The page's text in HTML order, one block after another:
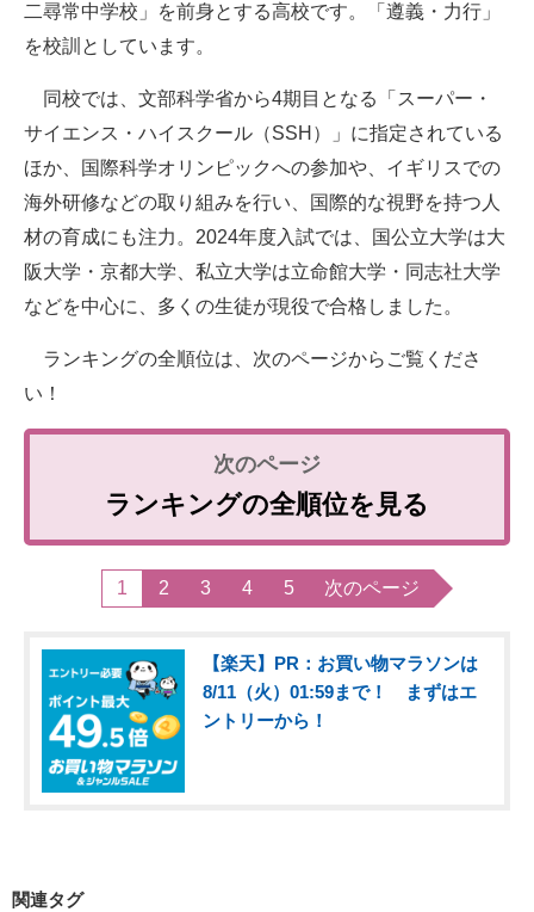
二尋常中学校」を前身とする高校です。「遵義・力行」
を校訓としています。
同校では、文部科学省から4期目となる「スーパー・
サイエンス・ハイスクール（SSH）」に指定されている
ほか、国際科学オリンピックへの参加や、イギリスでの
海外研修などの取り組みを行い、国際的な視野を持つ人
材の育成にも注力。2024年度入試では、国公立大学は大
阪大学・京都大学、私立大学は立命館大学・同志社大学
などを中心に、多くの生徒が現役で合格しました。
ランキングの全順位は、次のページからご覧くださ
い！
ランキングの全順位を見る
1 2 3 4 5 次のページ
【楽天】PR：お買い物マラソンは
8/11（火）01:59まで！ まずはエ
ントリーから！
関連タグ